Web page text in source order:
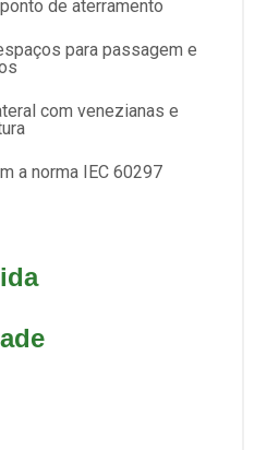
de aterramento
para passagem e
com venezianas e
a norma IEC 60297